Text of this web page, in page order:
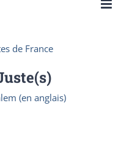
de France
(en anglais)